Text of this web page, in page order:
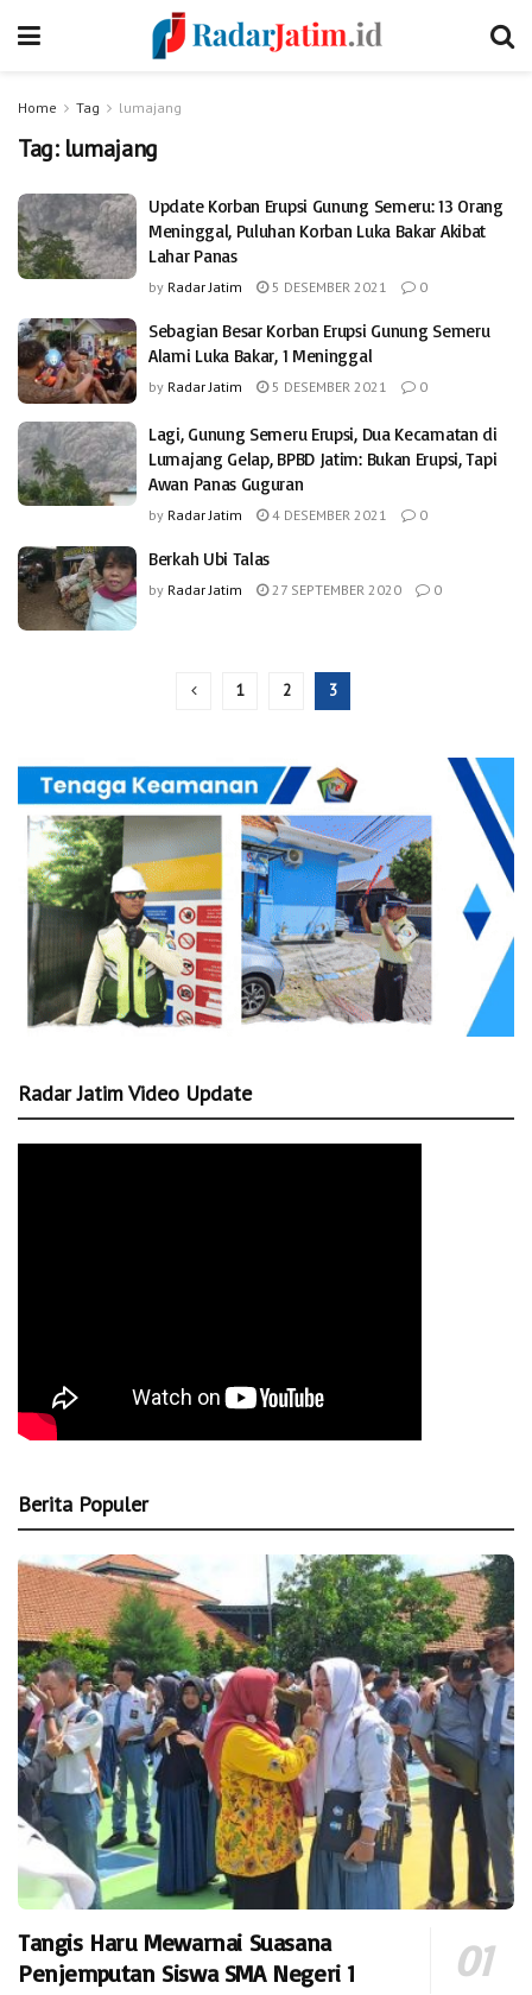
Home Tag lumajang
Tag: lumajang
Update Korban Erupsi Gunung Semeru: 13 Orang
Meninggal, Puluhan Korban Luka Bakar Akibat
Lahar Panas
by Radar Jatim 5 DESEMBER 2021 0
Sebagian Besar Korban Erupsi Gunung Semeru
Alami Luka Bakar, 1 Meninggal
by Radar Jatim 5 DESEMBER 2021 0
Lagi, Gunung Semeru Erupsi, Dua Kecamatan di
Lumajang Gelap, BPBD Jatim: Bukan Erupsi, Tapi
Awan Panas Guguran
by Radar Jatim 4 DESEMBER 2021 0
Berkah Ubi Talas
by Radar Jatim 27 SEPTEMBER 2020 0
1 2 3
Radar Jatim Video Update
Berita Populer
Tangis Haru Mewarnai Suasana
Penjemputan Siswa SMA Negeri 1